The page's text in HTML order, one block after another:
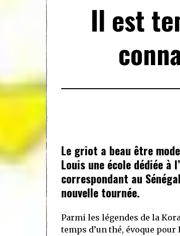
Il est
Le griot a beau être
Louis une école dédiée à
correspondant au
nouvelle tournée.
Parmi les légendes de la
temps d’un thé, évoque